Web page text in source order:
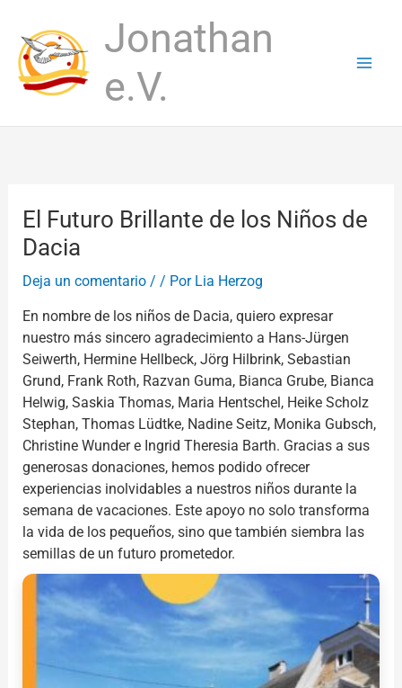
contenido
Jonathan
e.V.
El Futuro Brillante de los Niños de
Dacia
Deja un comentario / / Por Lia Herzog
En nombre de los niños de Dacia, quiero expresar
nuestro más sincero agradecimiento a Hans-Jürgen
Seiwerth, Hermine Hellbeck, Jörg Hilbrink, Sebastian
Grund, Frank Roth, Razvan Guma, Bianca Grube, Bianca
Helwig, Saskia Thomas, Maria Hentschel, Heike Scholz
Stephan, Thomas Lüdtke, Nadine Seitz, Monika Gubsch,
Christine Wunder e Ingrid Theresia Barth. Gracias a sus
generosas donaciones, hemos podido ofrecer
experiencias inolvidables a nuestros niños durante la
semana de vacaciones. Este apoyo no solo transforma
la vida de los pequeños, sino que también siembra las
semillas de un futuro prometedor.